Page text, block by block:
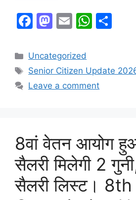
F
c
e
b
k
M
st
o
d
E
ai
l
W
s
A
e
Categories
Uncategorized
Tags
Senior Citizen Update
Leave a comment
8वां वेतन आयोग
सैलरी मिलेगी 2
सैलरी लिस्ट।